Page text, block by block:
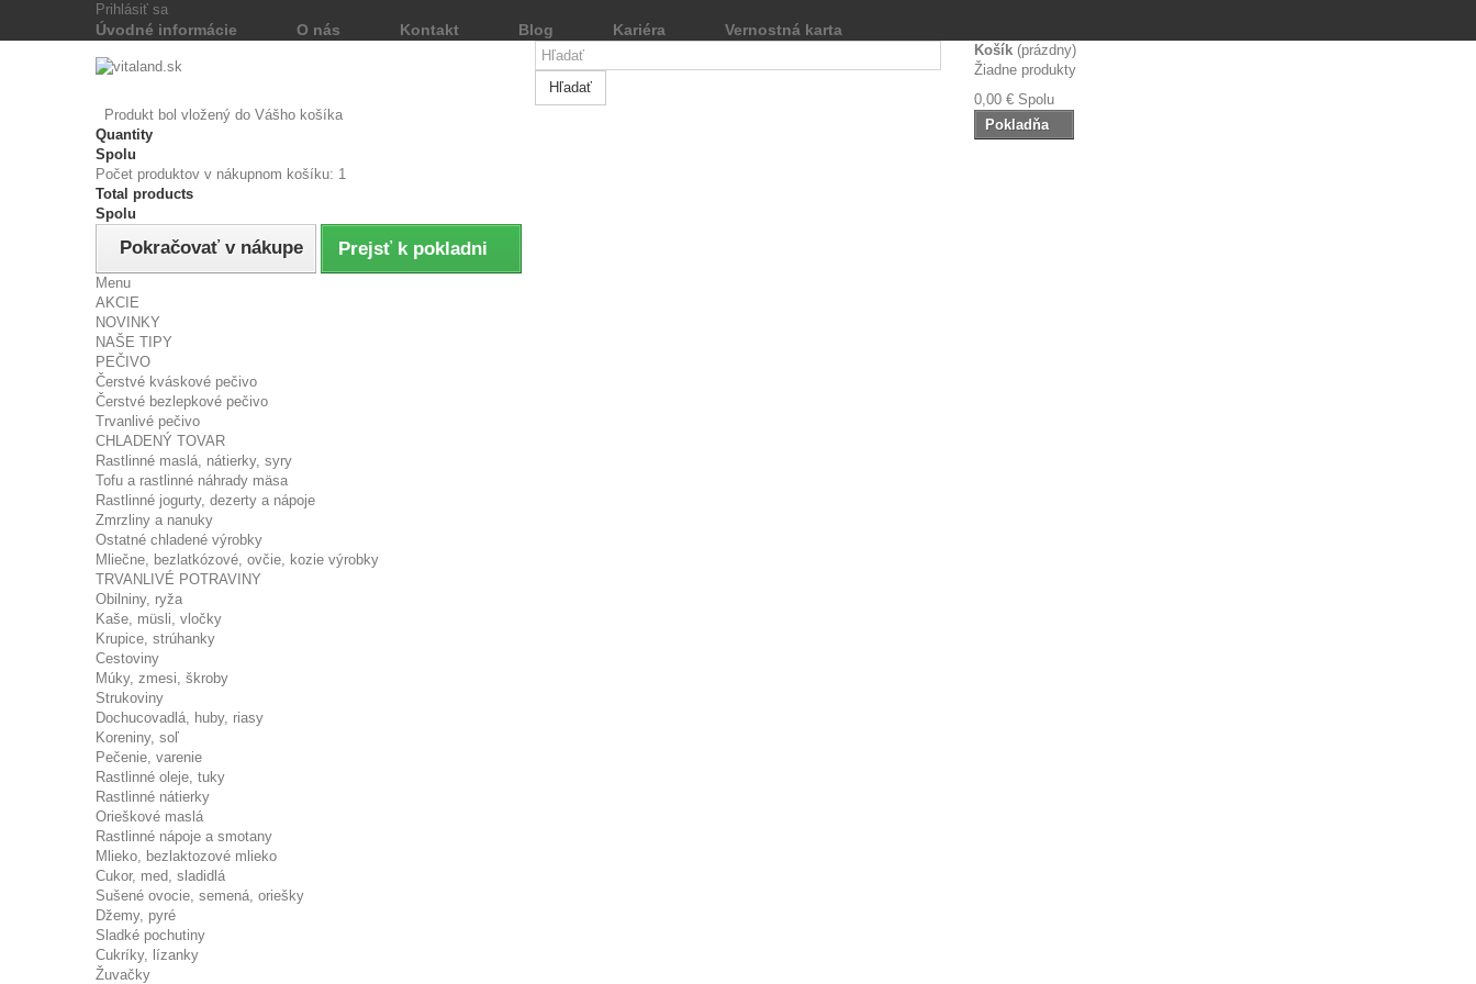
Prihlásiť sa
Úvodné informácie O nás Kontakt Blog Kariéra Vernostná karta
Hľadať
Košík (prázdny)
Žiadne produkty
0,00 € Spolu
Pokladňa
Produkt bol vložený do Vášho košíka
Quantity
Spolu
Počet produktov v nákupnom košíku: 1
Total products
Spolu
Pokračovať v nákupe Prejsť k pokladni
Menu
AKCIE
NOVINKY
NAŠE TIPY
PEČIVO
Čerstvé kváskové pečivo
Čerstvé bezlepkové pečivo
Trvanlivé pečivo
CHLADENÝ TOVAR
Rastlinné maslá, nátierky, syry
Tofu a rastlinné náhrady mäsa
Rastlinné jogurty, dezerty a nápoje
Zmrzliny a nanuky
Ostatné chladené výrobky
Mliečne, bezlatkózové, ovčie, kozie výrobky
TRVANLIVÉ POTRAVINY
Obilniny, ryža
Kaše, müsli, vločky
Krupice, strúhanky
Cestoviny
Múky, zmesi, škroby
Strukoviny
Dochucovadlá, huby, riasy
Koreniny, soľ
Pečenie, varenie
Rastlinné oleje, tuky
Rastlinné nátierky
Orieškové maslá
Rastlinné nápoje a smotany
Mlieko, bezlaktozové mlieko
Cukor, med, sladidlá
Sušené ovocie, semená, oriešky
Džemy, pyré
Sladké pochutiny
Cukríky, lízanky
Žuvačky